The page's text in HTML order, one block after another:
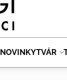
NOVINKYTVÁR